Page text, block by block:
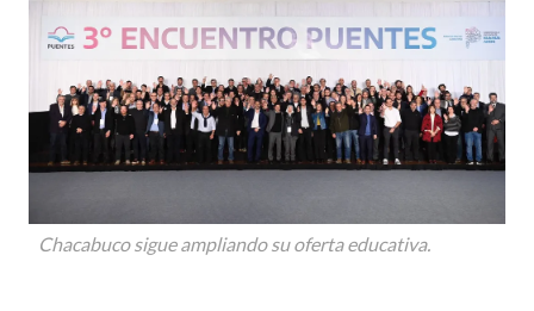
Chacabuco sigue ampliando su oferta educativa.